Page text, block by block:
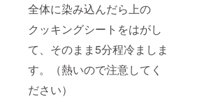
全体に染み込んだら上の
クッキングシートをはがし
て、そのまま5分程冷ましま
す。（熱いので注意してく
ださい）